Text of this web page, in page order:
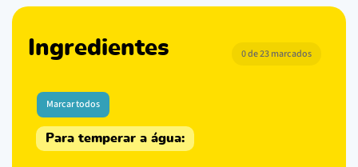
Ingredientes 0 de 23 marcados
Marcar todos
Para temperar a água: